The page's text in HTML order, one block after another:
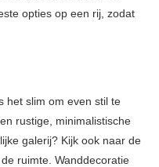
opties op een rij, zodat
het slim om even stil te
rustige, minimalistische
galerij? Kijk ook naar de
ruimte. Wanddecoratie